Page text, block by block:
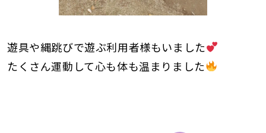
遊具や縄跳びで遊ぶ利用者様もいました
たくさん運動して心も体も温まりました